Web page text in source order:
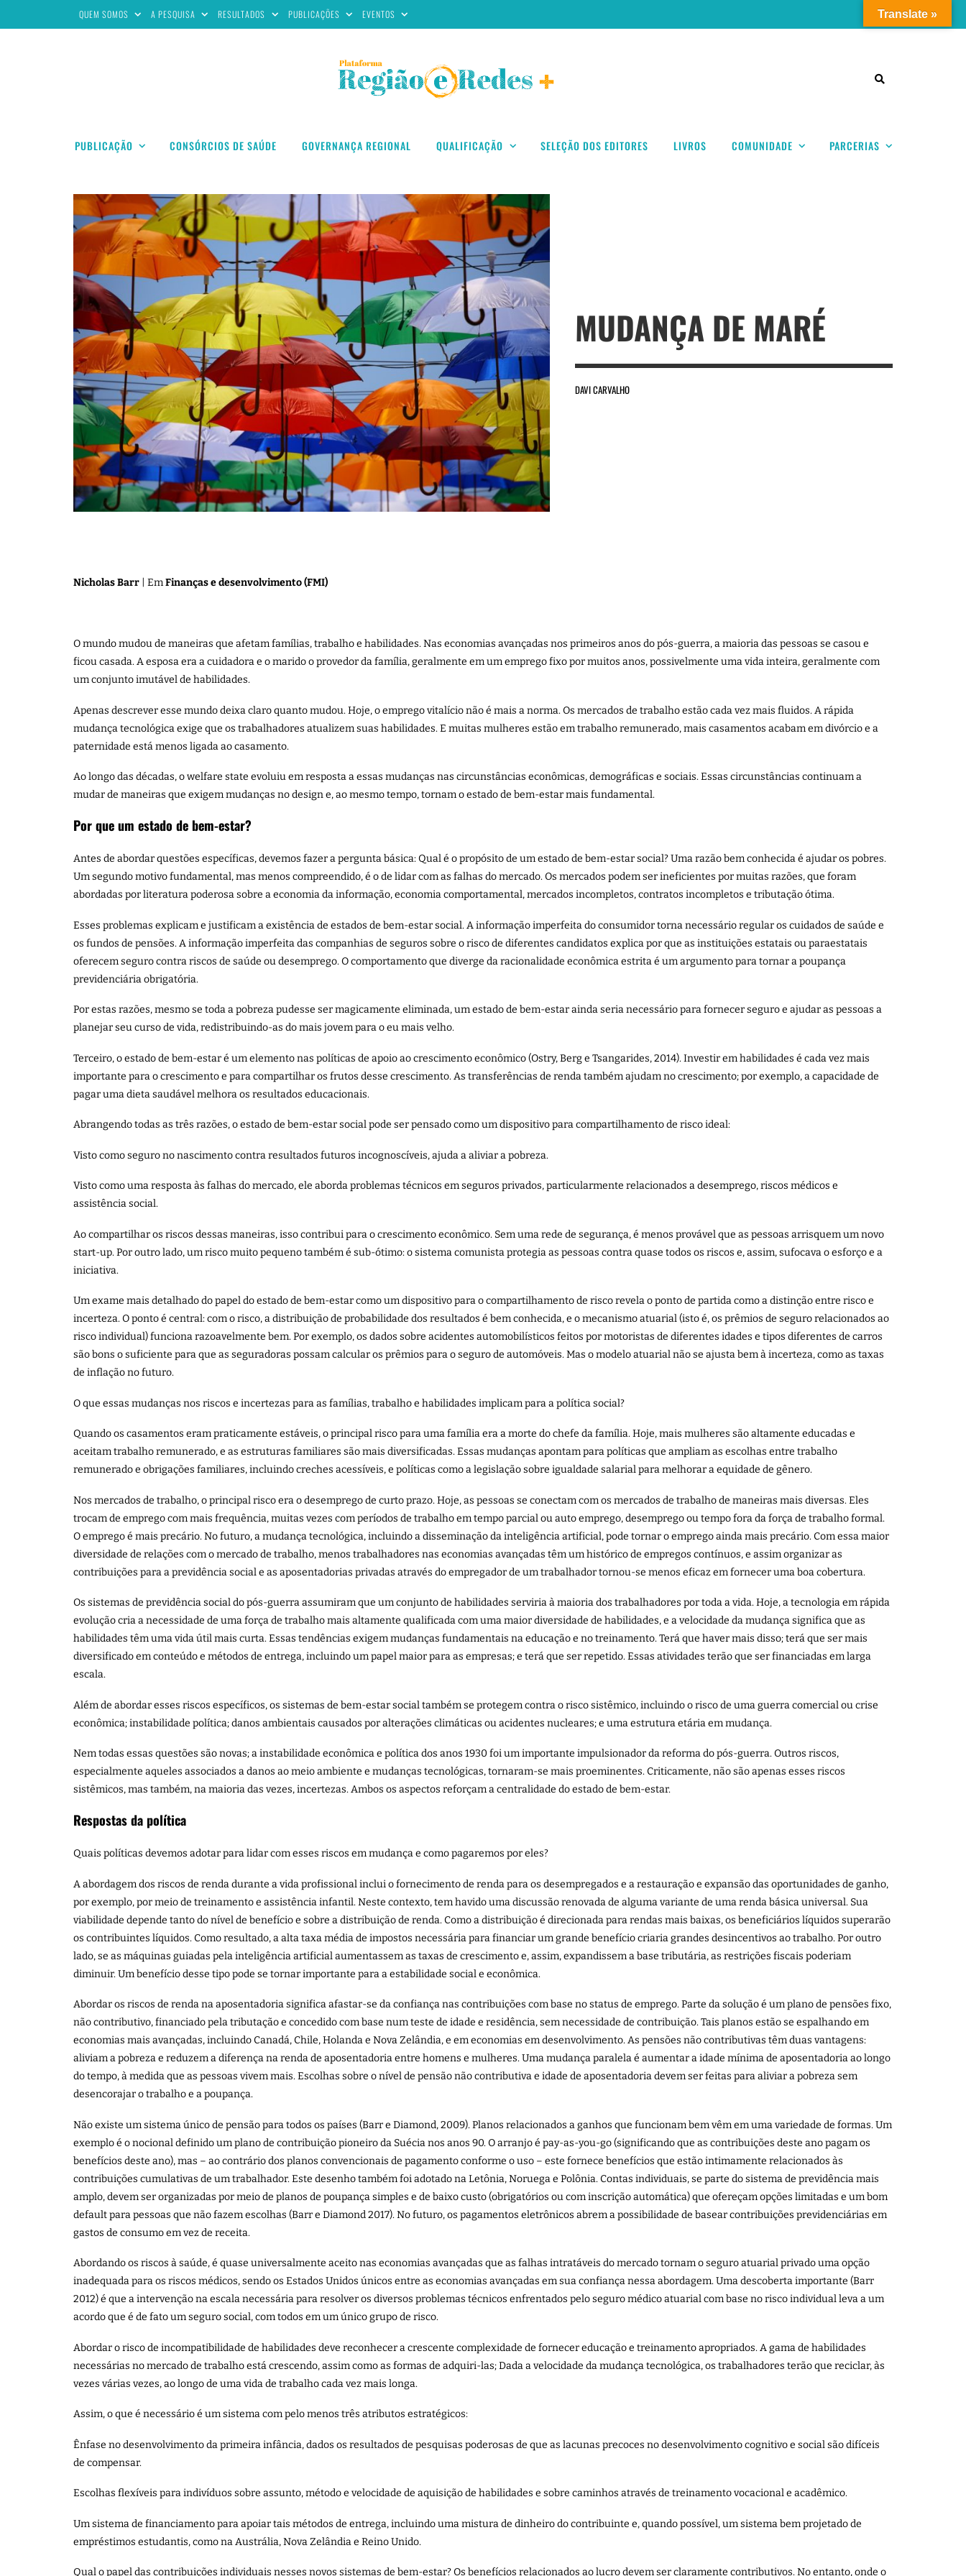
QUEM SOMOS A PESQUISA RESULTADOS PUBLICAÇÕES EVENTOS
PUBLICAÇÃO CONSÓRCIOS DE SAÚDE GOVERNANÇA REGIONAL QUALIFICAÇÃO SELEÇÃO DOS EDITORES LIVROS COMUNIDADE PARCERIAS
MUDANÇA DE MARÉ
DAVI CARVALHO
Nicholas Barr | EmFinanças e desenvolvimento (FMI)
O mundo mudou de maneiras que afetam famílias, trabalho e habilidades. Nas economias avançadas nos primeiros anos do pós-guerra, a maioria das pessoas se casou e
ficou casada. A esposa era a cuidadora e o marido o provedor da família, geralmente em um emprego fixo por muitos anos, possivelmente uma vida inteira, geralmente com
um conjunto imutável de habilidades.
Apenas descrever esse mundo deixa claro quanto mudou. Hoje, o emprego vitalício não é mais a norma. Os mercados de trabalho estão cada vez mais fluidos. A rápida
mudança tecnológica exige que os trabalhadores atualizem suas habilidades. E muitas mulheres estão em trabalho remunerado, mais casamentos acabam em divórcio e a
paternidade está menos ligada ao casamento.
Ao longo das décadas, o welfare state evoluiu em resposta a essas mudanças nas circunstâncias econômicas, demográficas e sociais. Essas circunstâncias continuam a
mudar de maneiras que exigem mudanças no design e, ao mesmo tempo, tornam o estado de bem-estar mais fundamental.
Por que um estado de bem-estar?
Antes de abordar questões específicas, devemos fazer a pergunta básica: Qual é o propósito de um estado de bem-estar social? Uma razão bem conhecida é ajudar os pobres.
Um segundo motivo fundamental, mas menos compreendido, é o de lidar com as falhas do mercado. Os mercados podem ser ineficientes por muitas razões, que foram
abordadas por literatura poderosa sobre a economia da informação, economia comportamental, mercados incompletos, contratos incompletos e tributação ótima.
Esses problemas explicam e justificam a existência de estados de bem-estar social. A informação imperfeita do consumidor torna necessário regular os cuidados de saúde e
os fundos de pensões. A informação imperfeita das companhias de seguros sobre o risco de diferentes candidatos explica por que as instituições estatais ou paraestatais
oferecem seguro contra riscos de saúde ou desemprego. O comportamento que diverge da racionalidade econômica estrita é um argumento para tornar a poupança
previdenciária obrigatória.
Por estas razões, mesmo se toda a pobreza pudesse ser magicamente eliminada, um estado de bem-estar ainda seria necessário para fornecer seguro e ajudar as pessoas a
planejar seu curso de vida, redistribuindo-as do mais jovem para o eu mais velho.
Terceiro, o estado de bem-estar é um elemento nas políticas de apoio ao crescimento econômico (Ostry, Berg e Tsangarides, 2014). Investir em habilidades é cada vez mais
importante para o crescimento e para compartilhar os frutos desse crescimento. As transferências de renda também ajudam no crescimento; por exemplo, a capacidade de
pagar uma dieta saudável melhora os resultados educacionais.
Abrangendo todas as três razões, o estado de bem-estar social pode ser pensado como um dispositivo para compartilhamento de risco ideal:
Visto como seguro no nascimento contra resultados futuros incognoscíveis, ajuda a aliviar a pobreza.
Visto como uma resposta às falhas do mercado, ele aborda problemas técnicos em seguros privados, particularmente relacionados a desemprego, riscos médicos e
assistência social.
Ao compartilhar os riscos dessas maneiras, isso contribui para o crescimento econômico. Sem uma rede de segurança, é menos provável que as pessoas arrisquem um novo
start-up. Por outro lado, um risco muito pequeno também é sub-ótimo: o sistema comunista protegia as pessoas contra quase todos os riscos e, assim, sufocava o esforço e a
iniciativa.
Um exame mais detalhado do papel do estado de bem-estar como um dispositivo para o compartilhamento de risco revela o ponto de partida como a distinção entre risco e
incerteza. O ponto é central: com o risco, a distribuição de probabilidade dos resultados é bem conhecida, e o mecanismo atuarial (isto é, os prêmios de seguro relacionados ao
risco individual) funciona razoavelmente bem. Por exemplo, os dados sobre acidentes automobilísticos feitos por motoristas de diferentes idades e tipos diferentes de carros
são bons o suficiente para que as seguradoras possam calcular os prêmios para o seguro de automóveis. Mas o modelo atuarial não se ajusta bem à incerteza, como as taxas
de inflação no futuro.
O que essas mudanças nos riscos e incertezas para as famílias, trabalho e habilidades implicam para a política social?
Quando os casamentos eram praticamente estáveis, o principal risco para uma família era a morte do chefe da família. Hoje, mais mulheres são altamente educadas e
aceitam trabalho remunerado, e as estruturas familiares são mais diversificadas. Essas mudanças apontam para políticas que ampliam as escolhas entre trabalho
remunerado e obrigações familiares, incluindo creches acessíveis, e políticas como a legislação sobre igualdade salarial para melhorar a equidade de gênero.
Nos mercados de trabalho, o principal risco era o desemprego de curto prazo. Hoje, as pessoas se conectam com os mercados de trabalho de maneiras mais diversas. Eles
trocam de emprego com mais frequência, muitas vezes com períodos de trabalho em tempo parcial ou auto emprego, desemprego ou tempo fora da força de trabalho formal.
O emprego é mais precário. No futuro, a mudança tecnológica, incluindo a disseminação da inteligência artificial, pode tornar o emprego ainda mais precário. Com essa maior
diversidade de relações com o mercado de trabalho, menos trabalhadores nas economias avançadas têm um histórico de empregos contínuos, e assim organizar as
contribuições para a previdência social e as aposentadorias privadas através do empregador de um trabalhador tornou-se menos eficaz em fornecer uma boa cobertura.
Os sistemas de previdência social do pós-guerra assumiram que um conjunto de habilidades serviria à maioria dos trabalhadores por toda a vida. Hoje, a tecnologia em rápida
evolução cria a necessidade de uma força de trabalho mais altamente qualificada com uma maior diversidade de habilidades, e a velocidade da mudança significa que as
habilidades têm uma vida útil mais curta. Essas tendências exigem mudanças fundamentais na educação e no treinamento. Terá que haver mais disso; terá que ser mais
diversificado em conteúdo e métodos de entrega, incluindo um papel maior para as empresas; e terá que ser repetido. Essas atividades terão que ser financiadas em larga
escala.
Além de abordar esses riscos específicos, os sistemas de bem-estar social também se protegem contra o risco sistêmico, incluindo o risco de uma guerra comercial ou crise
econômica; instabilidade política; danos ambientais causados por alterações climáticas ou acidentes nucleares; e uma estrutura etária em mudança.
Nem todas essas questões são novas; a instabilidade econômica e política dos anos 1930 foi um importante impulsionador da reforma do pós-guerra. Outros riscos,
especialmente aqueles associados a danos ao meio ambiente e mudanças tecnológicas, tornaram-se mais proeminentes. Criticamente, não são apenas esses riscos
sistêmicos, mas também, na maioria das vezes, incertezas. Ambos os aspectos reforçam a centralidade do estado de bem-estar.
Respostas da política
Quais políticas devemos adotar para lidar com esses riscos em mudança e como pagaremos por eles?
A abordagem dos riscos de renda durante a vida profissional inclui o fornecimento de renda para os desempregados e a restauração e expansão das oportunidades de ganho,
por exemplo, por meio de treinamento e assistência infantil. Neste contexto, tem havido uma discussão renovada de alguma variante de uma renda básica universal. Sua
viabilidade depende tanto do nível de benefício e sobre a distribuição de renda. Como a distribuição é direcionada para rendas mais baixas, os beneficiários líquidos superarão
os contribuintes líquidos. Como resultado, a alta taxa média de impostos necessária para financiar um grande benefício criaria grandes desincentivos ao trabalho. Por outro
lado, se as máquinas guiadas pela inteligência artificial aumentassem as taxas de crescimento e, assim, expandissem a base tributária, as restrições fiscais poderiam
diminuir. Um benefício desse tipo pode se tornar importante para a estabilidade social e econômica.
Abordar os riscos de renda na aposentadoria significa afastar-se da confiança nas contribuições com base no status de emprego. Parte da solução é um plano de pensões fixo,
não contributivo, financiado pela tributação e concedido com base num teste de idade e residência, sem necessidade de contribuição. Tais planos estão se espalhando em
economias mais avançadas, incluindo Canadá, Chile, Holanda e Nova Zelândia, e em economias em desenvolvimento. As pensões não contributivas têm duas vantagens:
aliviam a pobreza e reduzem a diferença na renda de aposentadoria entre homens e mulheres. Uma mudança paralela é aumentar a idade mínima de aposentadoria ao longo
do tempo, à medida que as pessoas vivem mais. Escolhas sobre o nível de pensão não contributiva e idade de aposentadoria devem ser feitas para aliviar a pobreza sem
desencorajar o trabalho e a poupança.
Não existe um sistema único de pensão para todos os países (Barr e Diamond, 2009). Planos relacionados a ganhos que funcionam bem vêm em uma variedade de formas. Um
exemplo é o nocional definido um plano de contribuição pioneiro da Suécia nos anos 90. O arranjo é pay-as-you-go (significando que as contribuições deste ano pagam os
benefícios deste ano), mas – ao contrário dos planos convencionais de pagamento conforme o uso – este fornece benefícios que estão intimamente relacionados às
contribuições cumulativas de um trabalhador. Este desenho também foi adotado na Letônia, Noruega e Polônia. Contas individuais, se parte do sistema de previdência mais
amplo, devem ser organizadas por meio de planos de poupança simples e de baixo custo (obrigatórios ou com inscrição automática) que ofereçam opções limitadas e um bom
default para pessoas que não fazem escolhas (Barr e Diamond 2017). No futuro, os pagamentos eletrônicos abrem a possibilidade de basear contribuições previdenciárias em
gastos de consumo em vez de receita.
Abordando os riscos à saúde, é quase universalmente aceito nas economias avançadas que as falhas intratáveis do mercado tornam o seguro atuarial privado uma opção
inadequada para os riscos médicos, sendo os Estados Unidos únicos entre as economias avançadas em sua confiança nessa abordagem. Uma descoberta importante (Barr
2012) é que a intervenção na escala necessária para resolver os diversos problemas técnicos enfrentados pelo seguro médico atuarial com base no risco individual leva a um
acordo que é de fato um seguro social, com todos em um único grupo de risco.
Abordar o risco de incompatibilidade de habilidades deve reconhecer a crescente complexidade de fornecer educação e treinamento apropriados. A gama de habilidades
necessárias no mercado de trabalho está crescendo, assim como as formas de adquiri-las; Dada a velocidade da mudança tecnológica, os trabalhadores terão que reciclar, às
vezes várias vezes, ao longo de uma vida de trabalho cada vez mais longa.
Assim, o que é necessário é um sistema com pelo menos três atributos estratégicos:
Ênfase no desenvolvimento da primeira infância, dados os resultados de pesquisas poderosas de que as lacunas precoces no desenvolvimento cognitivo e social são difíceis
de compensar.
Escolhas flexíveis para indivíduos sobre assunto, método e velocidade de aquisição de habilidades e sobre caminhos através de treinamento vocacional e acadêmico.
Um sistema de financiamento para apoiar tais métodos de entrega, incluindo uma mistura de dinheiro do contribuinte e, quando possível, um sistema bem projetado de
empréstimos estudantis, como na Austrália, Nova Zelândia e Reino Unido.
Qual o papel das contribuições individuais nesses novos sistemas de bem-estar? Os benefícios relacionados ao lucro devem ser claramente contributivos. No entanto, onde o
Translate »